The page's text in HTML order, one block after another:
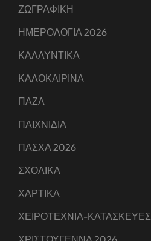
ΖΩΓΡΑΦΙΚΗ
ΗΜΕΡΟΛΟΓΙΑ 2026
ΚΑΛΛΥΝΤΙΚΑ
ΚΑΛΟΚΑΙΡΙΝΑ
ΠΑΖΛ
ΠΑΙΧΝΙΔΙΑ
ΠΑΣΧΑ 2026
ΣΧΟΛΙΚΑ
ΧΑΡΤΙΚΑ
ΧΕΙΡΟΤΕΧΝΙΑ-ΚΑΤΑΣΚΕΥΕΣ